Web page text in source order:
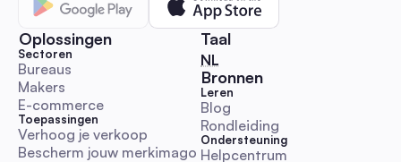
Twitter-moderatie: Belangrijke kwesties, beleid en
technologieën
Moderatie & Merkbescherming
Oplossingen
Sectoren
Bureaus
Makers
E-commerce
Toepassingen
Verhoog je verkoop
Bescherm jouw merkimago
Bronnen
Leren
Blog
Rondleiding
Ondersteuning
Helpcentrum
Taal
NL